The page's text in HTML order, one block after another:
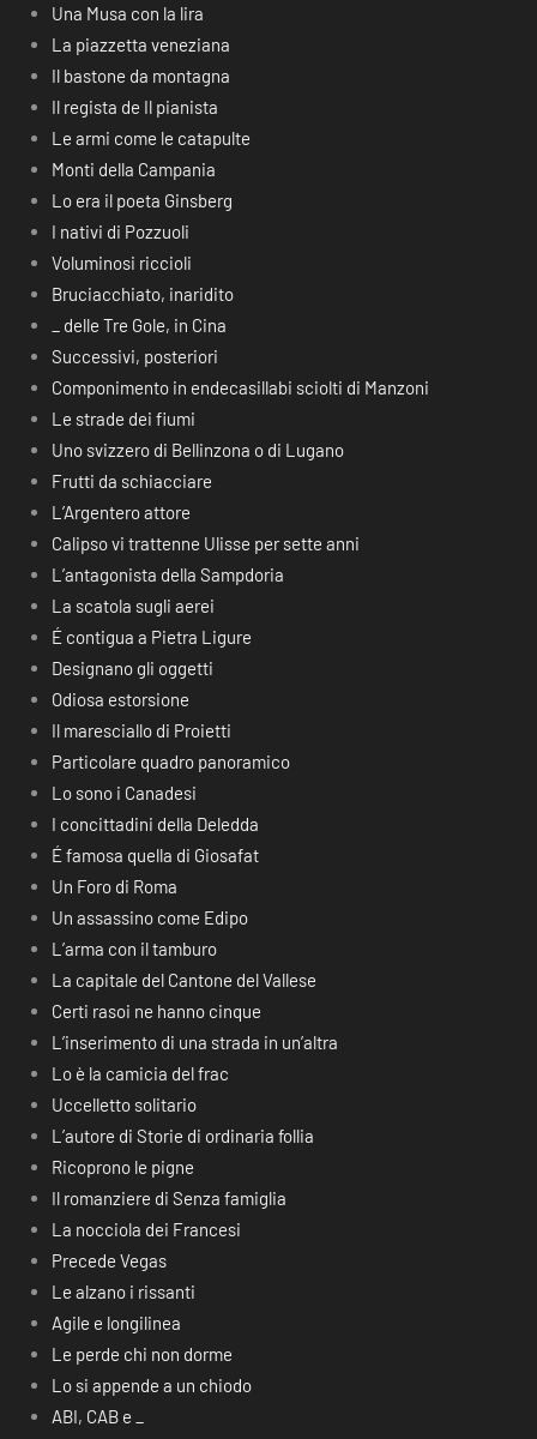
Una Musa con la lira
La piazzetta veneziana
Il bastone da montagna
Il regista de Il pianista
Le armi come le catapulte
Monti della Campania
Lo era il poeta Ginsberg
I nativi di Pozzuoli
Voluminosi riccioli
Bruciacchiato, inaridito
_ delle Tre Gole, in Cina
Successivi, posteriori
Componimento in endecasillabi sciolti di Manzoni
Le strade dei fiumi
Uno svizzero di Bellinzona o di Lugano
Frutti da schiacciare
L’Argentero attore
Calipso vi trattenne Ulisse per sette anni
L’antagonista della Sampdoria
La scatola sugli aerei
É contigua a Pietra Ligure
Designano gli oggetti
Odiosa estorsione
Il maresciallo di Proietti
Particolare quadro panoramico
Lo sono i Canadesi
I concittadini della Deledda
É famosa quella di Giosafat
Un Foro di Roma
Un assassino come Edipo
L’arma con il tamburo
La capitale del Cantone del Vallese
Certi rasoi ne hanno cinque
L’inserimento di una strada in un’altra
Lo è la camicia del frac
Uccelletto solitario
L’autore di Storie di ordinaria follia
Ricoprono le pigne
Il romanziere di Senza famiglia
La nocciola dei Francesi
Precede Vegas
Le alzano i rissanti
Agile e longilinea
Le perde chi non dorme
Lo si appende a un chiodo
ABI, CAB e _